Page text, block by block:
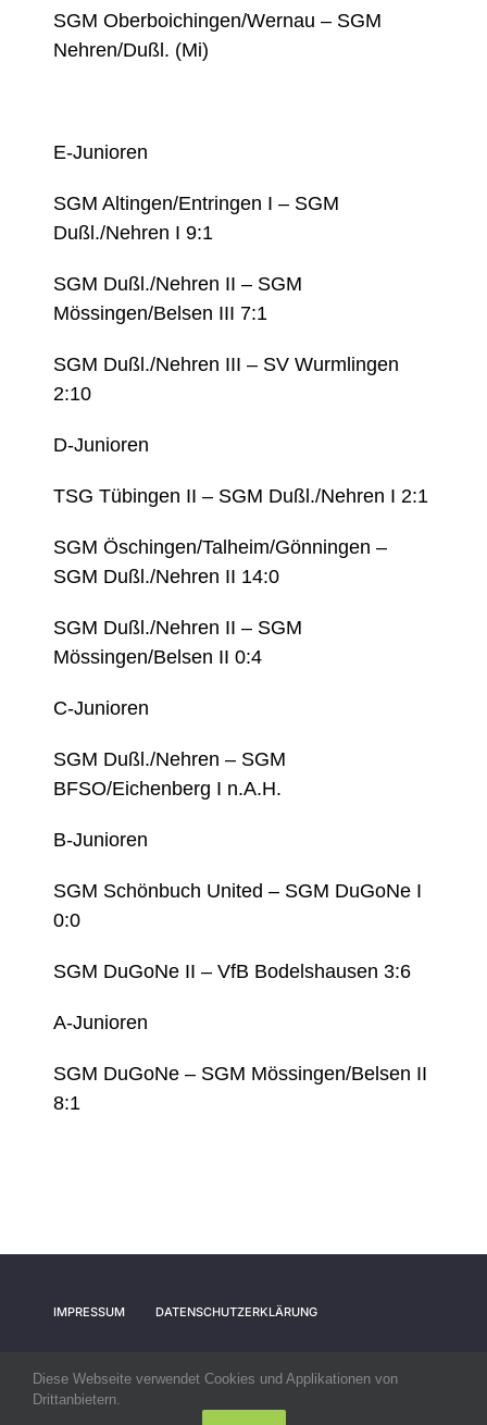
SGM Oberboichingen/Wernau – SGM
Nehren/Dußl. (Mi)
E-Junioren
SGM Altingen/Entringen I – SGM
Dußl./Nehren I 9:1
SGM Dußl./Nehren II – SGM
Mössingen/Belsen III 7:1
SGM Dußl./Nehren III – SV Wurmlingen
2:10
D-Junioren
TSG Tübingen II – SGM Dußl./Nehren I 2:1
SGM Öschingen/Talheim/Gönningen –
SGM Dußl./Nehren II 14:0
SGM Dußl./Nehren II – SGM
Mössingen/Belsen II 0:4
C-Junioren
SGM Dußl./Nehren – SGM
BFSO/Eichenberg I n.A.H.
B-Junioren
SGM Schönbuch United – SGM DuGoNe I
0:0
SGM DuGoNe II – VfB Bodelshausen 3:6
A-Junioren
SGM DuGoNe – SGM Mössingen/Belsen II
8:1
IMPRESSUM DATENSCHUTZERKLÄRUNG
Diese Webseite verwendet Cookies und Applikationen von
Drittanbietern.